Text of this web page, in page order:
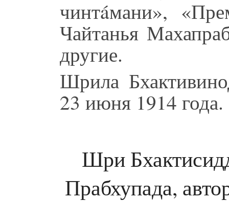
чинтáмани»,
Чайтанья
другие.
Шрила
23 июня 1914 года.
Шри
Прабхупада,